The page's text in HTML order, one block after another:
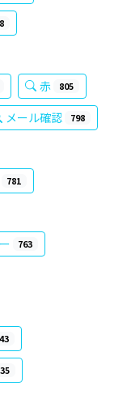
赤 805
メール確認 798
781
763